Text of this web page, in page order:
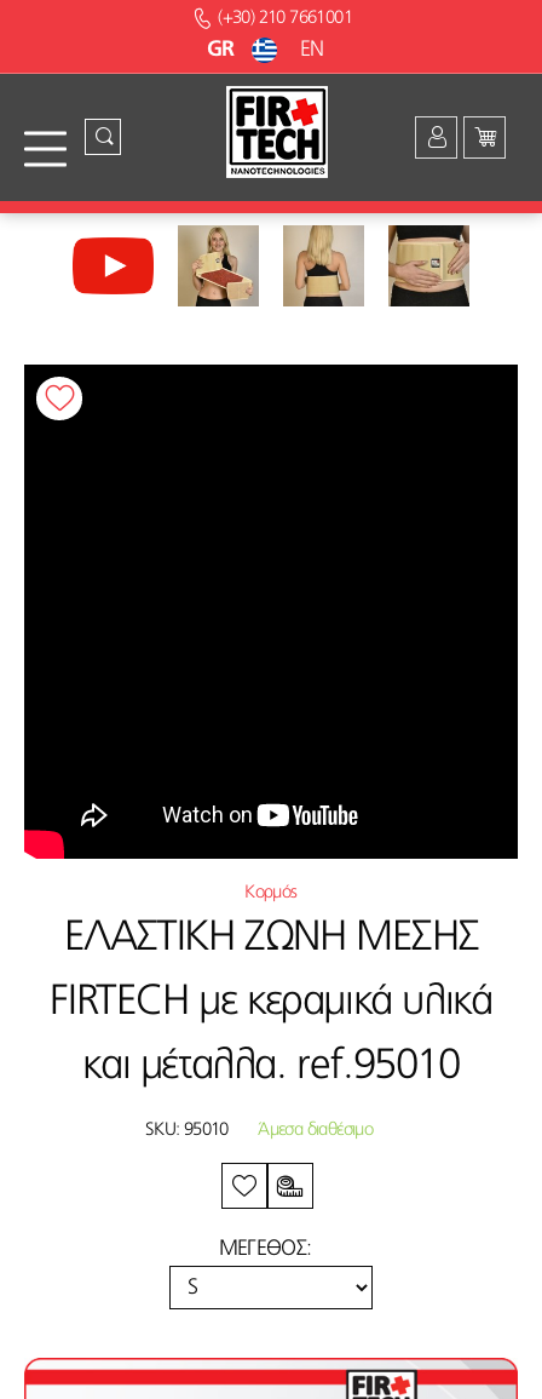
(+30) 210 7661001
GR EN
Κορμός
ΕΛΑΣΤΙΚΗ ΖΩΝΗ ΜΕΣΗΣ
FIRTECH με κεραμικά υλικά
και μέταλλα. ref.95010
SKU: 95010 Άμεσα διαθέσιμο
ΜΕΓΕΘΟΣ: